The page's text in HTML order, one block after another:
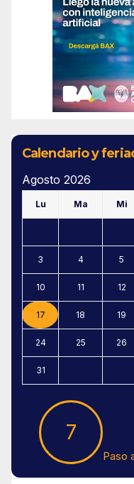
Calendario y
Agosto 2026
Lu Ma Mi
3 4 5
10 11 12
17 18 19
24 25 26
31
7
Paso